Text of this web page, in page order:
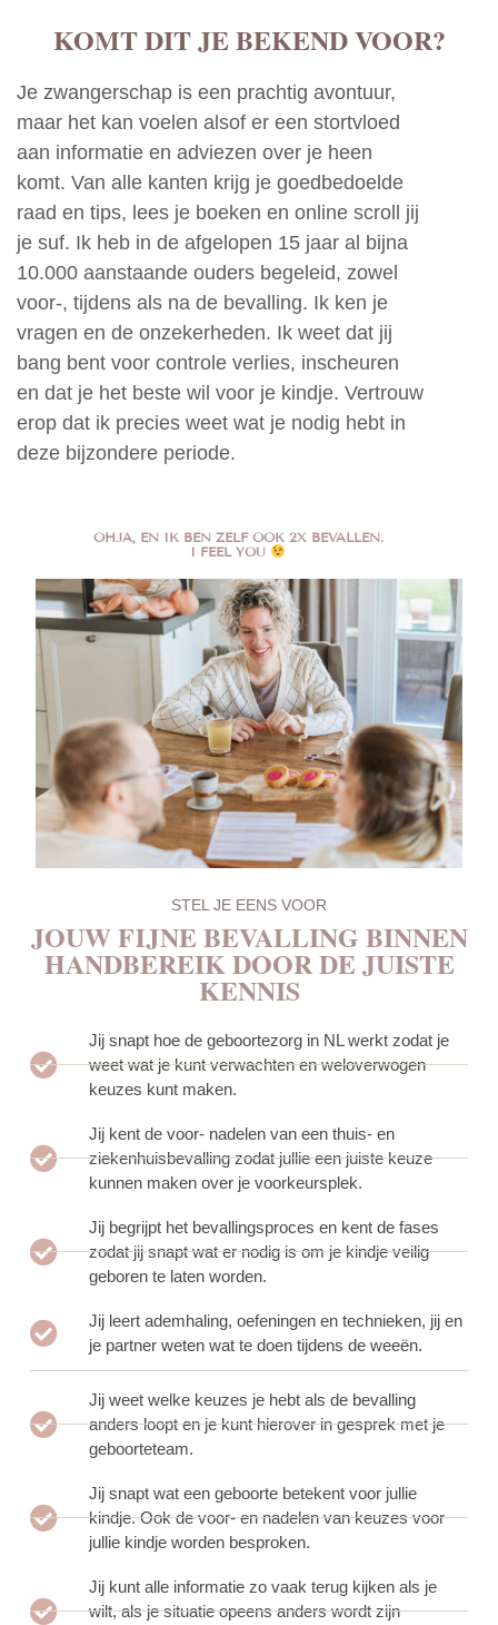
KOMT DIT JE BEKEND VOOR?
Je zwangerschap is een prachtig avontuur,
maar het kan voelen alsof er een stortvloed
aan informatie en adviezen over je heen
komt. Van alle kanten krijg je goedbedoelde
raad en tips, lees je boeken en online scroll jij
je suf. Ik heb in de afgelopen 15 jaar al bijna
10.000 aanstaande ouders begeleid, zowel
voor-, tijdens als na de bevalling. Ik ken je
vragen en de onzekerheden. Ik weet dat jij
bang bent voor controle verlies, inscheuren
en dat je het beste wil voor je kindje. Vertrouw
erop dat ik precies weet wat je nodig hebt in
deze bijzondere periode.
OHJA, EN IK BEN ZELF OOK 2X BEVALLEN.
I FEEL YOU
STEL JE EENS VOOR
JOUW FIJNE BEVALLING BINNEN
HANDBEREIK DOOR DE JUISTE
KENNIS
Jij snapt hoe de geboortezorg in NL werkt zodat je
weet wat je kunt verwachten en weloverwogen
keuzes kunt maken.
Jij kent de voor- nadelen van een thuis- en
ziekenhuisbevalling zodat jullie een juiste keuze
kunnen maken over je voorkeursplek.
Jij begrijpt het bevallingsproces en kent de fases
zodat jij snapt wat er nodig is om je kindje veilig
geboren te laten worden.
Jij leert ademhaling, oefeningen en technieken, jij en
je partner weten wat te doen tijdens de weeën.
Jij weet welke keuzes je hebt als de bevalling
anders loopt en je kunt hierover in gesprek met je
geboorteteam.
Jij snapt wat een geboorte betekent voor jullie
kindje. Ook de voor- en nadelen van keuzes voor
jullie kindje worden besproken.
Jij kunt alle informatie zo vaak terug kijken als je
wilt, als je situatie opeens anders wordt zijn